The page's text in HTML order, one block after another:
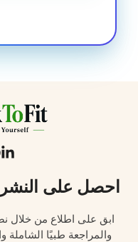
احصل على النشرة
ابق على اطلاع من خلال
والمراجعة طبيًا الشاملة